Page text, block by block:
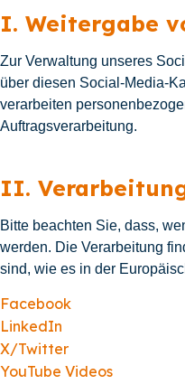
I. Weitergabe
Zur Verwaltung unseres
über diesen Social-Media-
verarbeiten
Auftragsverarbeitung.
II.
Bitte beachten Sie, dass,
werden. Die Verarbeitung
sind, wie es in der
Facebook
LinkedIn
X/Twitter
YouTube Videos